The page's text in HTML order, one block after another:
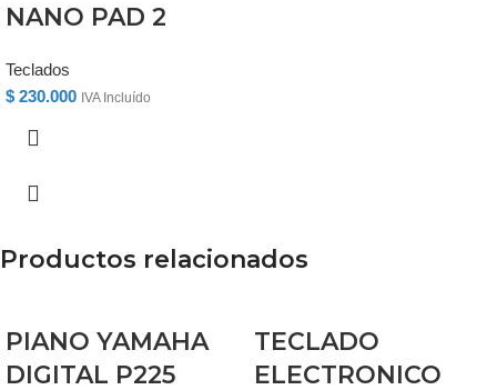
NANO PAD 2
Teclados
$ 230.000 IVA Incluído
Productos relacionados
PIANO YAMAHA
DIGITAL P225
TECLADO
ELECTRONICO